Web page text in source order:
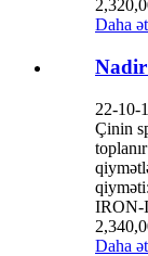
Daha
22-10-
Çinin
IRON-
Daha